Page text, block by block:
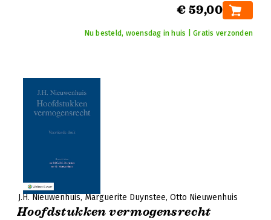
€ 59,00
Nu besteld, woensdag in huis | Gratis verzonden
J.H. Nieuwenhuis Marguerite Duynstee Otto Nieuwenhuis
Hoofdstukken vermogensrecht